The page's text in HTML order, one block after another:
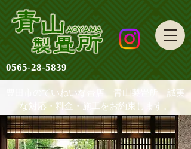
0565-28-5839
豊田市のていねいな畳店 青山製畳所 誠実
な対応・料金・施工をお約束します。